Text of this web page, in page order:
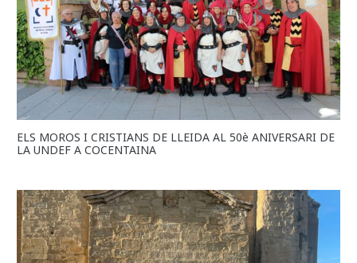
ELS MOROS I CRISTIANS DE LLEIDA AL 50è ANIVERSARI DE
LA UNDEF A COCENTAINA